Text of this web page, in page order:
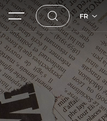
FR